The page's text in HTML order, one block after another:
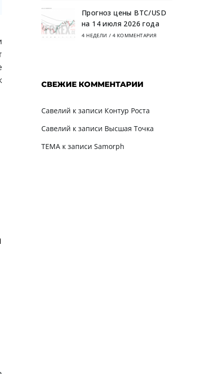
Прогноз цены BTC/USD
на 14 июля 2026 года
4 НЕДЕЛИ / 4 КОММЕНТАРИЯ
СВЕЖИЕ КОММЕНТАРИИ
Савелий к записи Контур Роста
Савелий к записи Высшая Точка
TEMAк записи Samorph